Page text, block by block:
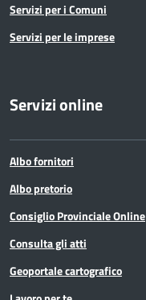
Servizi per i Comuni
Servizi per le imprese
Servizi online
Albo fornitori
Albo pretorio
Consiglio Provinciale Online
Consulta gli atti
Geoportale cartografico